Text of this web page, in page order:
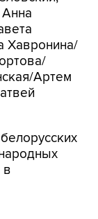
Хавронина/
Артем
в